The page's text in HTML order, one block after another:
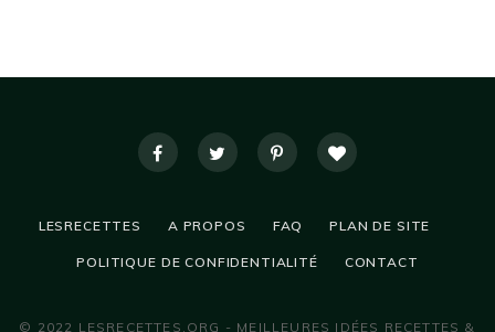
LESRECETTES A PROPOS FAQ PLAN DE SITE
POLITIQUE DE CONFIDENTIALITÉ CONTACT
© 2022 LESRECETTES.ORG - MEILLEURES IDÉES RECETTES &